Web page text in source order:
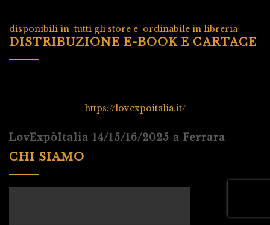
disponibili in tutti gli store e ordinabile in libreria
DISTRIBUZIONE E-BOOK E CARTACE
https://lovexpoitalia.it/
LovExpòItalia 14/15/16/2025 a Ferrara
CHI SIAMO